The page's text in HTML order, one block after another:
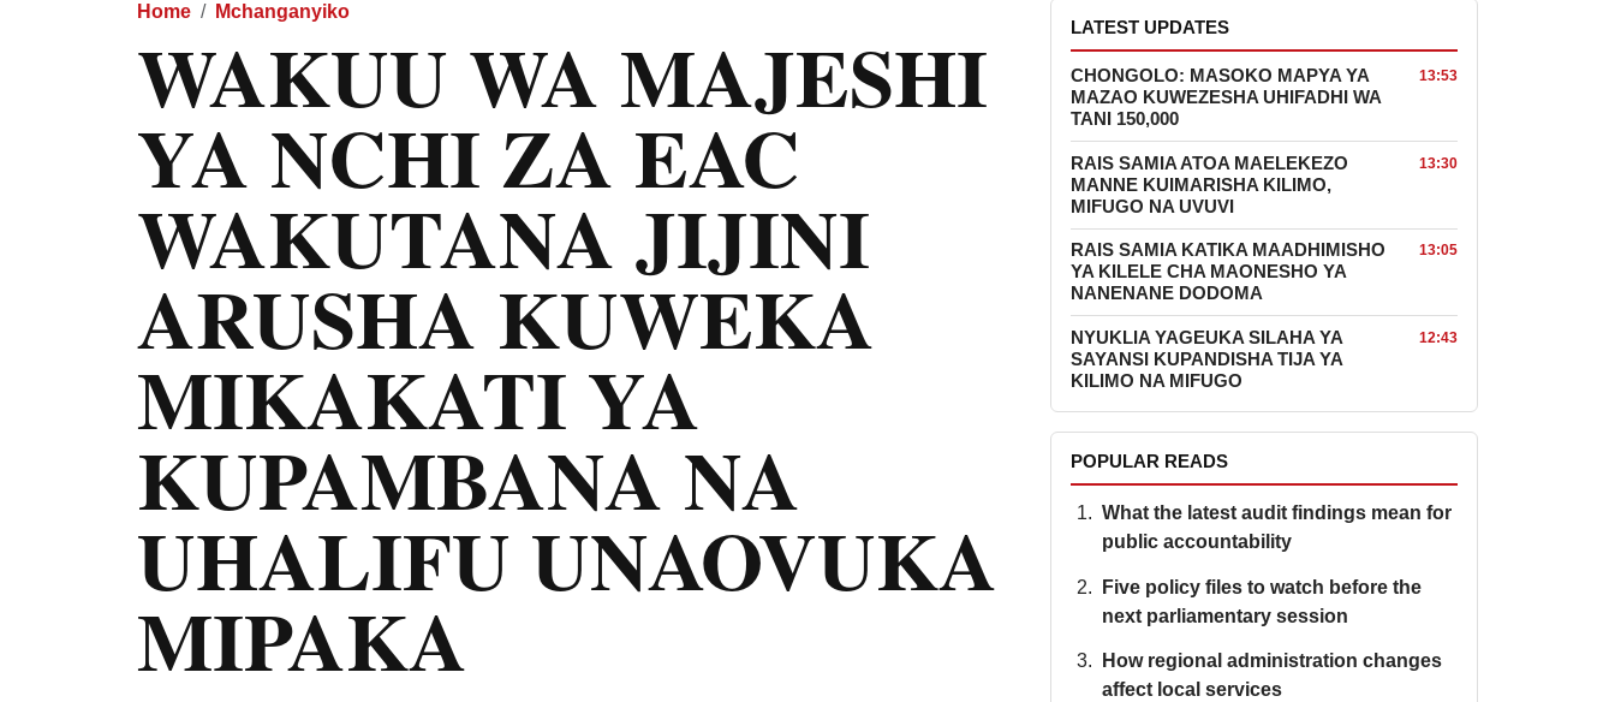
Home Mchanganyiko
WAKUU WA MAJESHI
YA NCHI ZA EAC
WAKUTANA JIJINI
ARUSHA KUWEKA
MIKAKATI YA
KUPAMBANA NA
UHALIFU UNAOVUKA
MIPAKA
LATEST UPDATES
CHONGOLO: MASOKO MAPYA YA
MAZAO KUWEZESHA UHIFADHI WA
TANI 150,000
13:53
RAIS SAMIA ATOA MAELEKEZO
MANNE KUIMARISHA KILIMO,
MIFUGO NA UVUVI
13:30
RAIS SAMIA KATIKA MAADHIMISHO
YA KILELE CHA MAONESHO YA
NANENANE DODOMA
13:05
NYUKLIA YAGEUKA SILAHA YA
SAYANSI KUPANDISHA TIJA YA
KILIMO NA MIFUGO
12:43
POPULAR READS
What the latest audit findings mean for
public accountability
Five policy files to watch before the
next parliamentary session
How regional administration changes
affect local services